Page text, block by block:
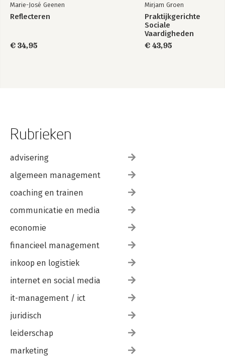
Marie-José Geenen
Reflecteren
€ 34,95
Mirjam Groen
Praktijkgerichte
Sociale
Vaardigheden
€ 43,95
Rubrieken
advisering
algemeen management
coaching en trainen
communicatie en media
economie
financieel management
inkoop en logistiek
internet en social media
it-management / ict
juridisch
leiderschap
marketing